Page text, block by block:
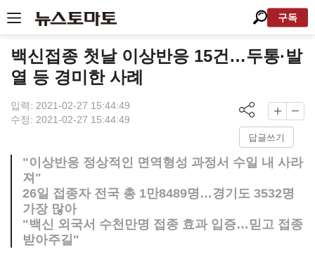
구독
백신접종 첫날 이상반응 15건…두통·발
열 등 경미한 사례
입력: 2021-02-27 15:44:49
수정: 2021-02-27 15:44:49
답글쓰기
"이상반응 정상적인 면역형성 과정서 수일 내 사라
져"
26일 접종자 전국 총 1만8489명…경기도 3532명
가장 많아
"백신 외국서 수천만명 접종 효과 입증…믿고 접종
받아주길"